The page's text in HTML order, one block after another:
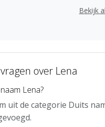
Bekijk
over Lena
Lena?
uit de categorie Duits